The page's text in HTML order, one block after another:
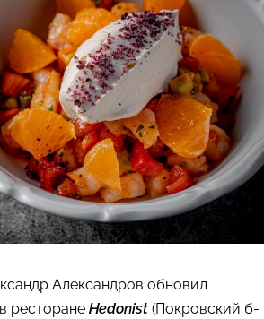
Александров обновил
ресторане Hedonist (Покровский б-